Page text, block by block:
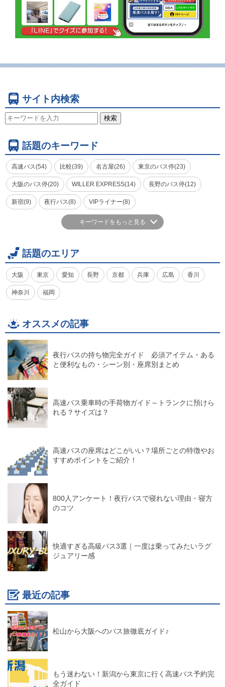
サイト内検索
検索
話題のキーワード
高速バス(54) 比較(39) 名古屋(26) 東京のバス停(23)
大阪のバス停(20) WILLER EXPRESS(14) 長野のバス停(12)
新宿(9) 夜行バス(8) VIPライナー(8)
キーワードをもっと見る
話題のエリア
大阪 東京 愛知 長野 京都 兵庫 広島 香川
神奈川 福岡
オススメの記事
夜行バスの持ち物完全ガイド 必須アイテム・ある
と便利なもの・シーン別・座席別まとめ
高速バス乗車時の手荷物ガイド～トランクに預けら
れる？サイズは？
高速バスの座席はどこがいい？場所ごとの特徴やお
すすめポイントをご紹介！
800人アンケート！夜行バスで寝れない理由・寝方
のコツ
快適すぎる高級バス3選｜一度は乗ってみたいラグ
ジュアリー感
最近の記事
松山から大阪へのバス旅徹底ガイド♪
もう迷わない！新潟から東京に行く高速バス予約完
全ガイド